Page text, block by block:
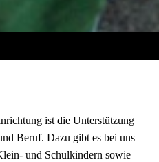
ist die Unterstützung
Beruf. Dazu gibt es bei uns
und Schulkindern sowie